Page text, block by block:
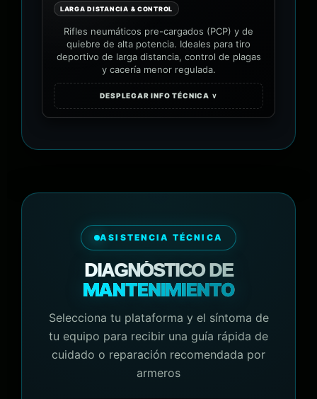
LARGA DISTANCIA & CONTROL
Rifles neumáticos pre-cargados (PCP) y de
quiebre de alta potencia. Ideales para tiro
deportivo de larga distancia, control de plagas
y cacería menor regulada.
DESPLEGAR INFO TÉCNICA ∨
ASISTENCIA TÉCNICA
DIAGNÓSTICO DE
MANTENIMIENTO
Selecciona tu plataforma y el síntoma de
tu equipo para recibir una guía rápida de
cuidado o reparación recomendada por
armeros